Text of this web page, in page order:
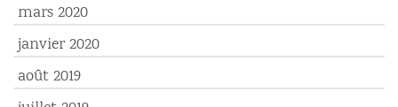
mars 2020
janvier 2020
août 2019